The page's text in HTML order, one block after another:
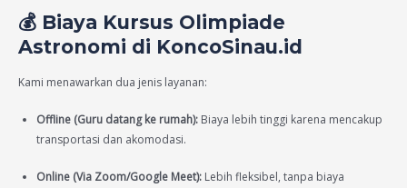
💰 Biaya Kursus Olimpiade
Astronomi di KoncoSinau.id
Kami menawarkan dua jenis layanan:
Offline (Guru datang ke rumah): Biaya lebih tinggi karena mencakup
transportasi dan akomodasi.
Online (Via Zoom/Google Meet): Lebih fleksibel, tanpa biaya